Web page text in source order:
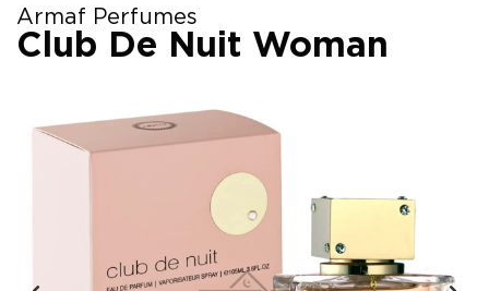
Armaf Perfumes
Club De Nuit Woman